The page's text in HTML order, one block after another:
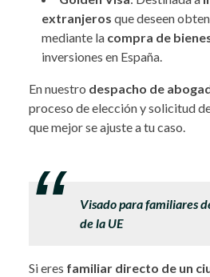
extranjeros que deseen
mediante la compra de
inversiones en España.
En nuestro despacho de
proceso de elección y solicitud
que mejor se ajuste a tu caso.
Visado para familiares
de la UE
Si eres familiar directo de un